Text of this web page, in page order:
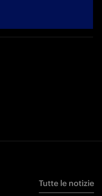
Tutte le notizie